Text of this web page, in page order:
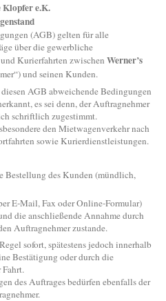
Klopfer e.K.
(AGB) gelten für alle
über die gewerbliche
Kurierfahrten zwischen Werner’s
und seinen Kunden.
AGB abweichende Bedingungen
es sei denn, der Auftragnehmer
schriftlich zugestimmt.
den Mietwagenverkehr nach
sowie Kurierdienstleistungen.
Bestellung des Kunden (mündlich,
E-Mail, Fax oder Online-Formular)
die anschließende Annahme durch
Auftragnehmer zustande.
sofort, spätestens jedoch innerhalb
Bestätigung oder durch die
des Auftrages bedürfen ebenfalls der